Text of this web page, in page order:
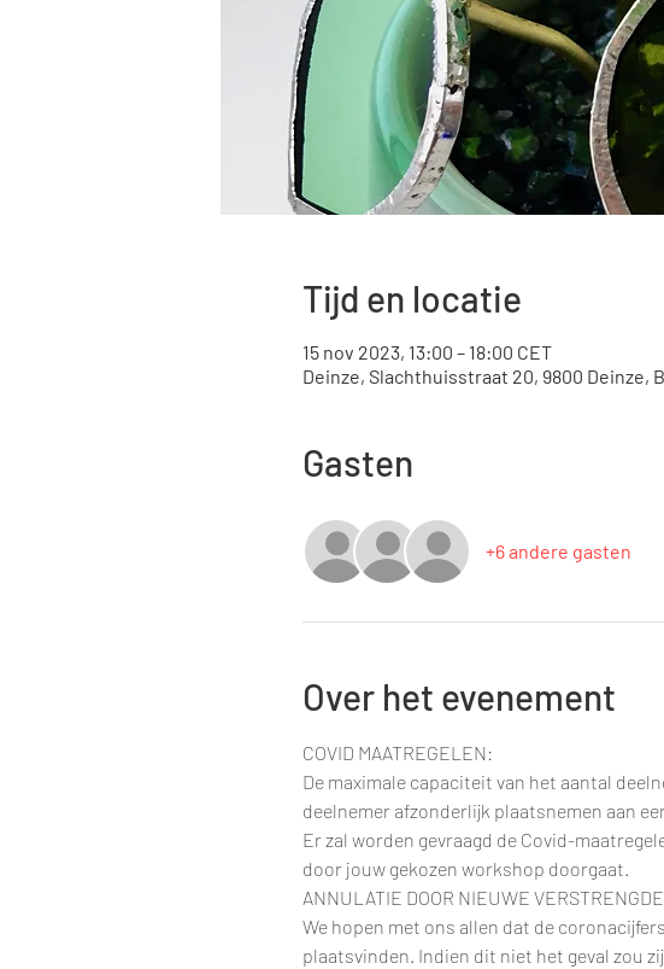
Tijd en locatie
15 nov 2023, 13:00 – 18:00 CET
Deinze, Slachthuisstraat 20, 9800 Deinze,
Gasten
+6 andere gasten
Over het evenement
COVID MAATREGELEN:
De maximale capaciteit van het aantal
deelnemer afzonderlijk plaatsnemen aan
Er zal worden gevraagd de Covid-
door jouw gekozen workshop doorgaat.
ANNULATIE DOOR NIEUWE
We hopen met ons allen dat de
plaatsvinden. Indien dit niet het geval zou